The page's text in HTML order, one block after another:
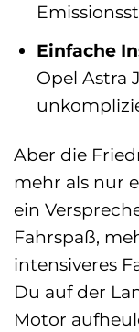
Einfache
Opel Astra
Aber die
mehr als nur
ein
Fahrspaß,
intensiveres
Du auf der
Motor